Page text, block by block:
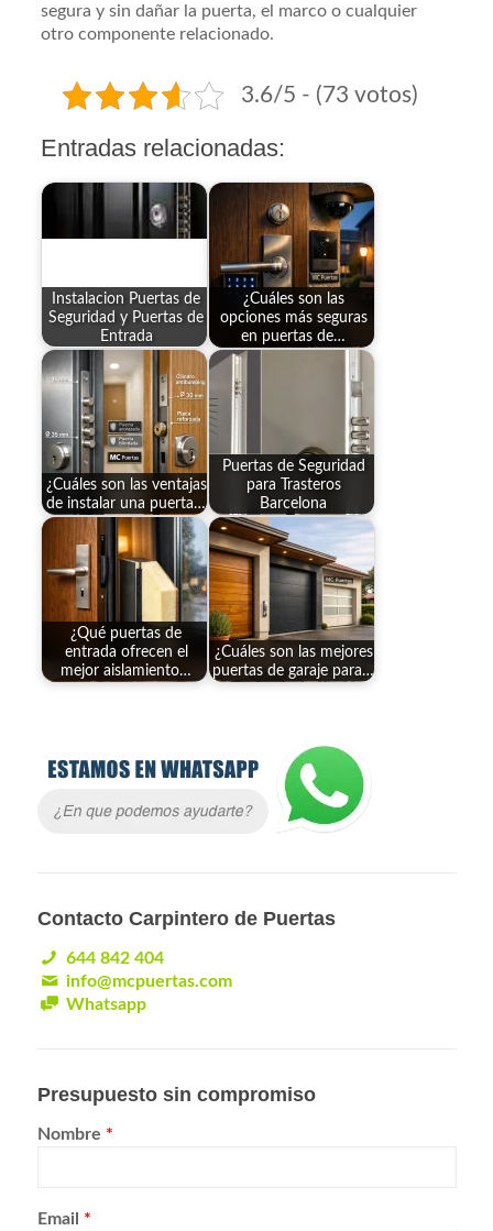
segura y sin dañar la puerta, el marco o cualquier
otro componente relacionado.
3.6/5 - (73 votos)
Entradas relacionadas:
Instalacion Puertas de
Seguridad y Puertas de
Entrada
¿Cuáles son las
opciones más seguras
en puertas de…
¿Cuáles son las ventajas
de instalar una puerta…
Puertas de Seguridad
para Trasteros
Barcelona
¿Qué puertas de
entrada ofrecen el
mejor aislamiento…
¿Cuáles son las mejores
puertas de garaje para…
Contacto Carpintero de Puertas
644 842 404
info@mcpuertas.com
Whatsapp
Presupuesto sin compromiso
Nombre *
Email *